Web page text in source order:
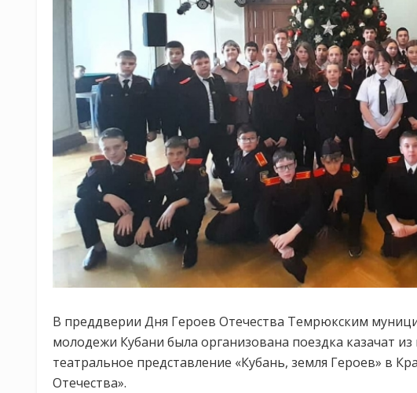
В преддверии Дня Героев Отечества Темрюкским
молодежи Кубани была организована поездка казачат
театральное представление «Кубань, земля Героев» в
Отечества».